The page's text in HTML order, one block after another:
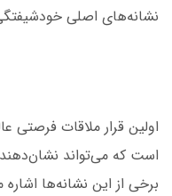
نشانه‌های اصلی
اولین قرار ملاقات فرصتی
است که می‌تواند
برخی از این نشانه‌ها اشاره